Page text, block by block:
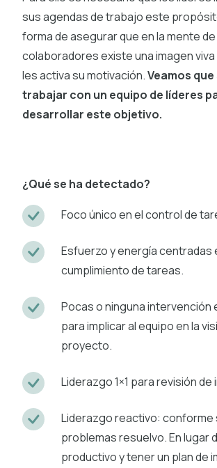
sus agendas de trabajo este
forma de asegurar que en la mente
colaboradores existe una imagen
les activa su motivación.Veamos
trabajar con un equipo de líderes
desarrollar este objetivo.
¿Qué se ha detectado?
Foco único en el control de
Esfuerzo y energía centradas
cumplimiento de tareas.
Pocas o ninguna intervención
para implicar al equipo en la
proyecto.
Liderazgo 1×1 para revisión de
Liderazgo reactivo: conforme
problemas resuelvo. En lugar
productivo y tener un plan de